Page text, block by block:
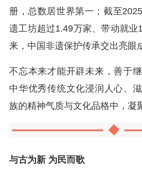
册，总数居世界第一；截至
遗工坊超过1.49万家、带动就
来，中国非遗保护传承交出亮眼
不忘本来才能开辟未来，善于
中华优秀传统文化浸润人心、
族的精神气质与文化品格中，凝
与古为新 为民而歌